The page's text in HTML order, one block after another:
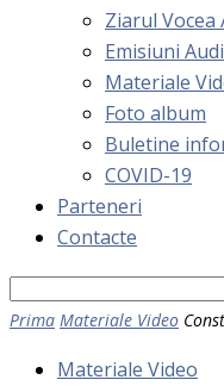
Ziarul
Emisiuni
Materiale
Foto album
Buletine
COVID-19
Parteneri
Contacte
Prima Materiale Video
Materiale Video